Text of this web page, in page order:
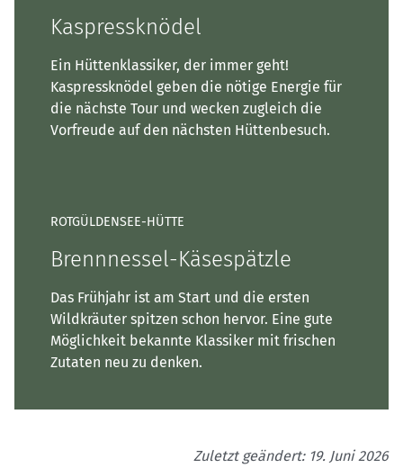
Kaspressknödel
Ein Hüttenklassiker, der immer geht!
Kaspressknödel geben die nötige Energie für
die nächste Tour und wecken zugleich die
Vorfreude auf den nächsten Hüttenbesuch.
ROTGÜLDENSEE-HÜTTE
Brennnessel-Käsespätzle
Das Frühjahr ist am Start und die ersten
Wildkräuter spitzen schon hervor. Eine gute
Möglichkeit bekannte Klassiker mit frischen
Zutaten neu zu denken.
Zuletzt geändert: 19. Juni 2026